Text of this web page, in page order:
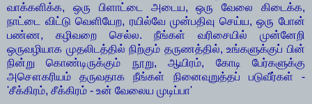
வாக்களிக்க, ஒரு பிளாட்டை அடைய, ஒரு வேலை கிடைக்க,
நாட்டை விட்டு வெளியேற, ரயில்வே முன்பதிவு செய்ய, ஒரு போன்
பண்ண, கழிவறை செல்ல. நீங்கள் வரிசையில் முன்னேறி
ஒருவழியாக முதலிடத்தில் நிற்கும் தருணத்தில், உங்களுக்குப் பின்
நின்று கொண்டிருக்கும் நூறு, ஆயிரம், கோடி பேர்களுக்கு
அசௌகரியம் தருவதாக நீங்கள் நினைவுறுத்தப் படுவீர்கள் -
'சீக்கிரம், சீக்கிரம் - உன் வேலைய முடிப்பா'